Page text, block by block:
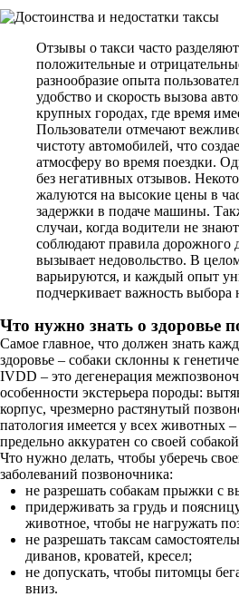
Отзывы о такси часто
положительные и
разнообразие опыта
удобство и скорость вызова
крупных городах, где время
Пользователи отмечают
чистоту автомобилей, что
атмосферу во время поездки.
без негативных отзывов.
жалуются на высокие цены в
задержки в подаче машины.
случаи, когда водители не
соблюдают правила дорожного
вызывает недовольство. В
варьируются, и каждый опыт
подчеркивает важность выбора
Что нужно знать о здоровье
Самое главное, что должен знать
здоровье – собаки склонны к
IVDD – это дегенерация
особенности экстерьера породы:
корпус, чрезмерно растянутый
патология имеется у всех животных
предельно аккуратен со своей
Что нужно делать, чтобы уберечь
заболеваний позвоночника:
не разрешать собакам прыжки с
придерживать за грудь и
животное, чтобы не нагружать
не разрешать таксам
диванов, кроватей, кресел;
не допускать, чтобы питомцы
вниз.